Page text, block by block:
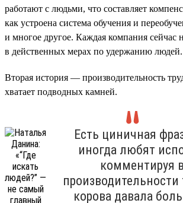
работают с людьми, что составляет
как устроена система обучения и
и многое другое. Каждая компания сейчас
в действенных мерах по удержанию людей.
Вторая история — производительность
хватает подводных камней.
Есть циничная
иногда любят
комментируя
производительности
корова давала